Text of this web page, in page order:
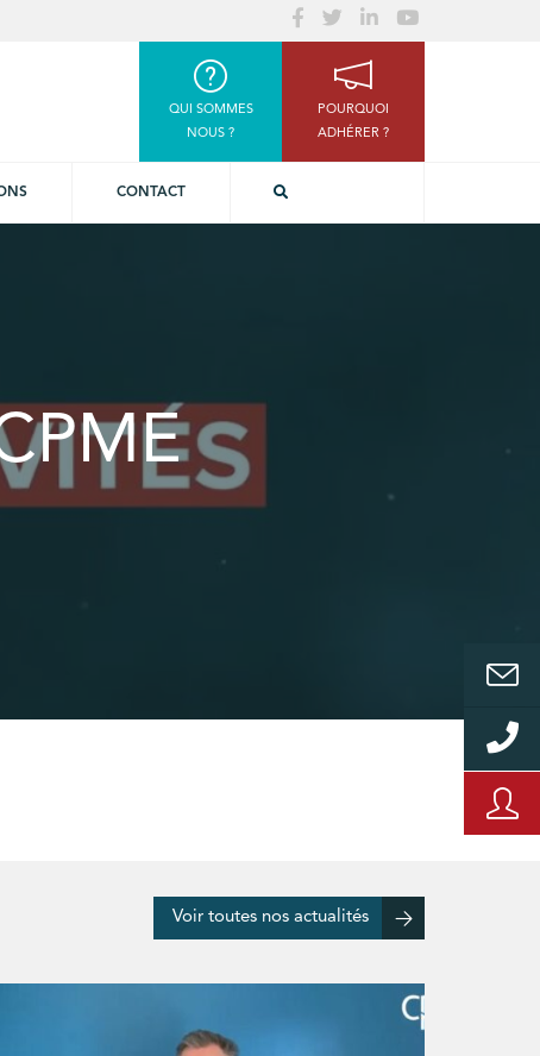
QUI SOMMES
NOUS ?
POURQUOI
ADHÉRER ?
CONTACT
Voir toutes nos actualités